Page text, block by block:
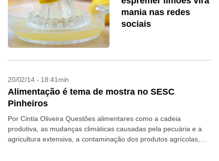
mania nas redes
sociais
20/02/14 - 18:41min
Alimentação é tema de mostra no SESC
Pinheiros
Por Cintia Oliveira Questões alimentares como a cadeia
produtiva, as mudanças climáticas causadas pela pecuária e a
agricultura extensiva, a contaminação dos produtos agrícolas,